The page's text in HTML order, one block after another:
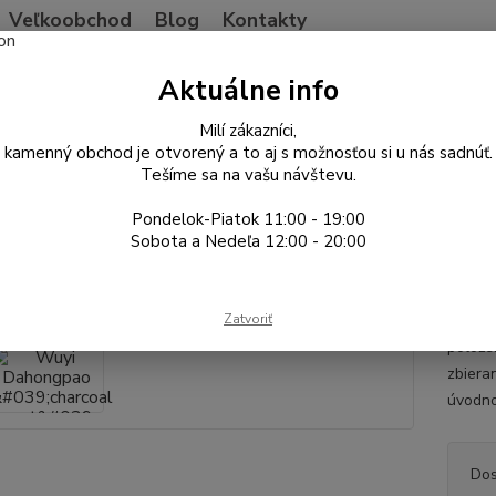
Veľkoobchod Blog Kontakty
Hľadať
Po-
Wuyi Dahongpao 'charcoal roast' oolong 2024
Dahongpao 'charcoal roast'
Da
Aktuálne info
Milí zákazníci,
kamenný obchod je otvorený a to aj s možnosťou si u nás sadnúť.
Tešíme sa na vašu návštevu.
Pondelok-Piatok 11:00 - 19:00
Sobota a Nedeľa 12:00 - 20:00
Zatvoriť